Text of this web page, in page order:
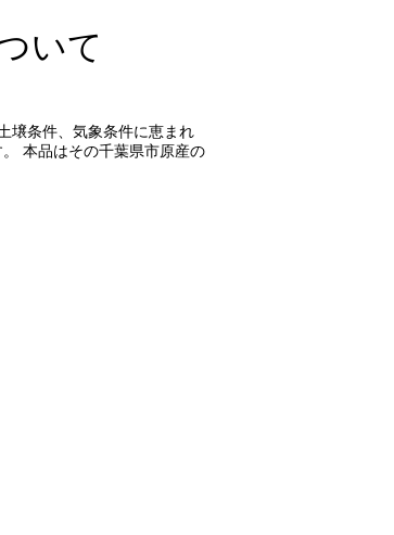
いて
壌条件、気象条件に恵まれ
本品はその千葉県市原産の